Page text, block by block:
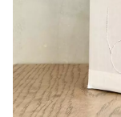
「雷が落ちると
は古代から「稲
ました。
神社でよく見か
自然の恵みに感
〇味わいについて
泡立ちはきめ細
ーストの香りが特
味わいはドライ